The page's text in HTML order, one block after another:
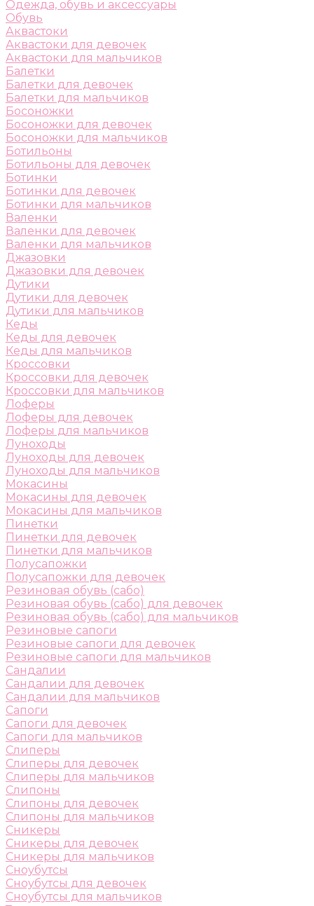
Одежда, обувь и аксессуары
Обувь
Аквастоки
Аквастоки для девочек
Аквастоки для мальчиков
Балетки
Балетки для девочек
Балетки для мальчиков
Босоножки
Босоножки для девочек
Босоножки для мальчиков
Ботильоны
Ботильоны для девочек
Ботинки
Ботинки для девочек
Ботинки для мальчиков
Валенки
Валенки для девочек
Валенки для мальчиков
Джазовки
Джазовки для девочек
Дутики
Дутики для девочек
Дутики для мальчиков
Кеды
Кеды для девочек
Кеды для мальчиков
Кроссовки
Кроссовки для девочек
Кроссовки для мальчиков
Лоферы
Лоферы для девочек
Лоферы для мальчиков
Луноходы
Луноходы для девочек
Луноходы для мальчиков
Мокасины
Мокасины для девочек
Мокасины для мальчиков
Пинетки
Пинетки для девочек
Пинетки для мальчиков
Полусапожки
Полусапожки для девочек
Резиновая обувь (сабо)
Резиновая обувь (сабо) для девочек
Резиновая обувь (сабо) для мальчиков
Резиновые сапоги
Резиновые сапоги для девочек
Резиновые сапоги для мальчиков
Сандалии
Сандалии для девочек
Сандалии для мальчиков
Сапоги
Сапоги для девочек
Сапоги для мальчиков
Слиперы
Слиперы для девочек
Слиперы для мальчиков
Слипоны
Слипоны для девочек
Слипоны для мальчиков
Сникеры
Сникеры для девочек
Сникеры для мальчиков
Сноубутсы
Сноубутсы для девочек
Сноубутсы для мальчиков